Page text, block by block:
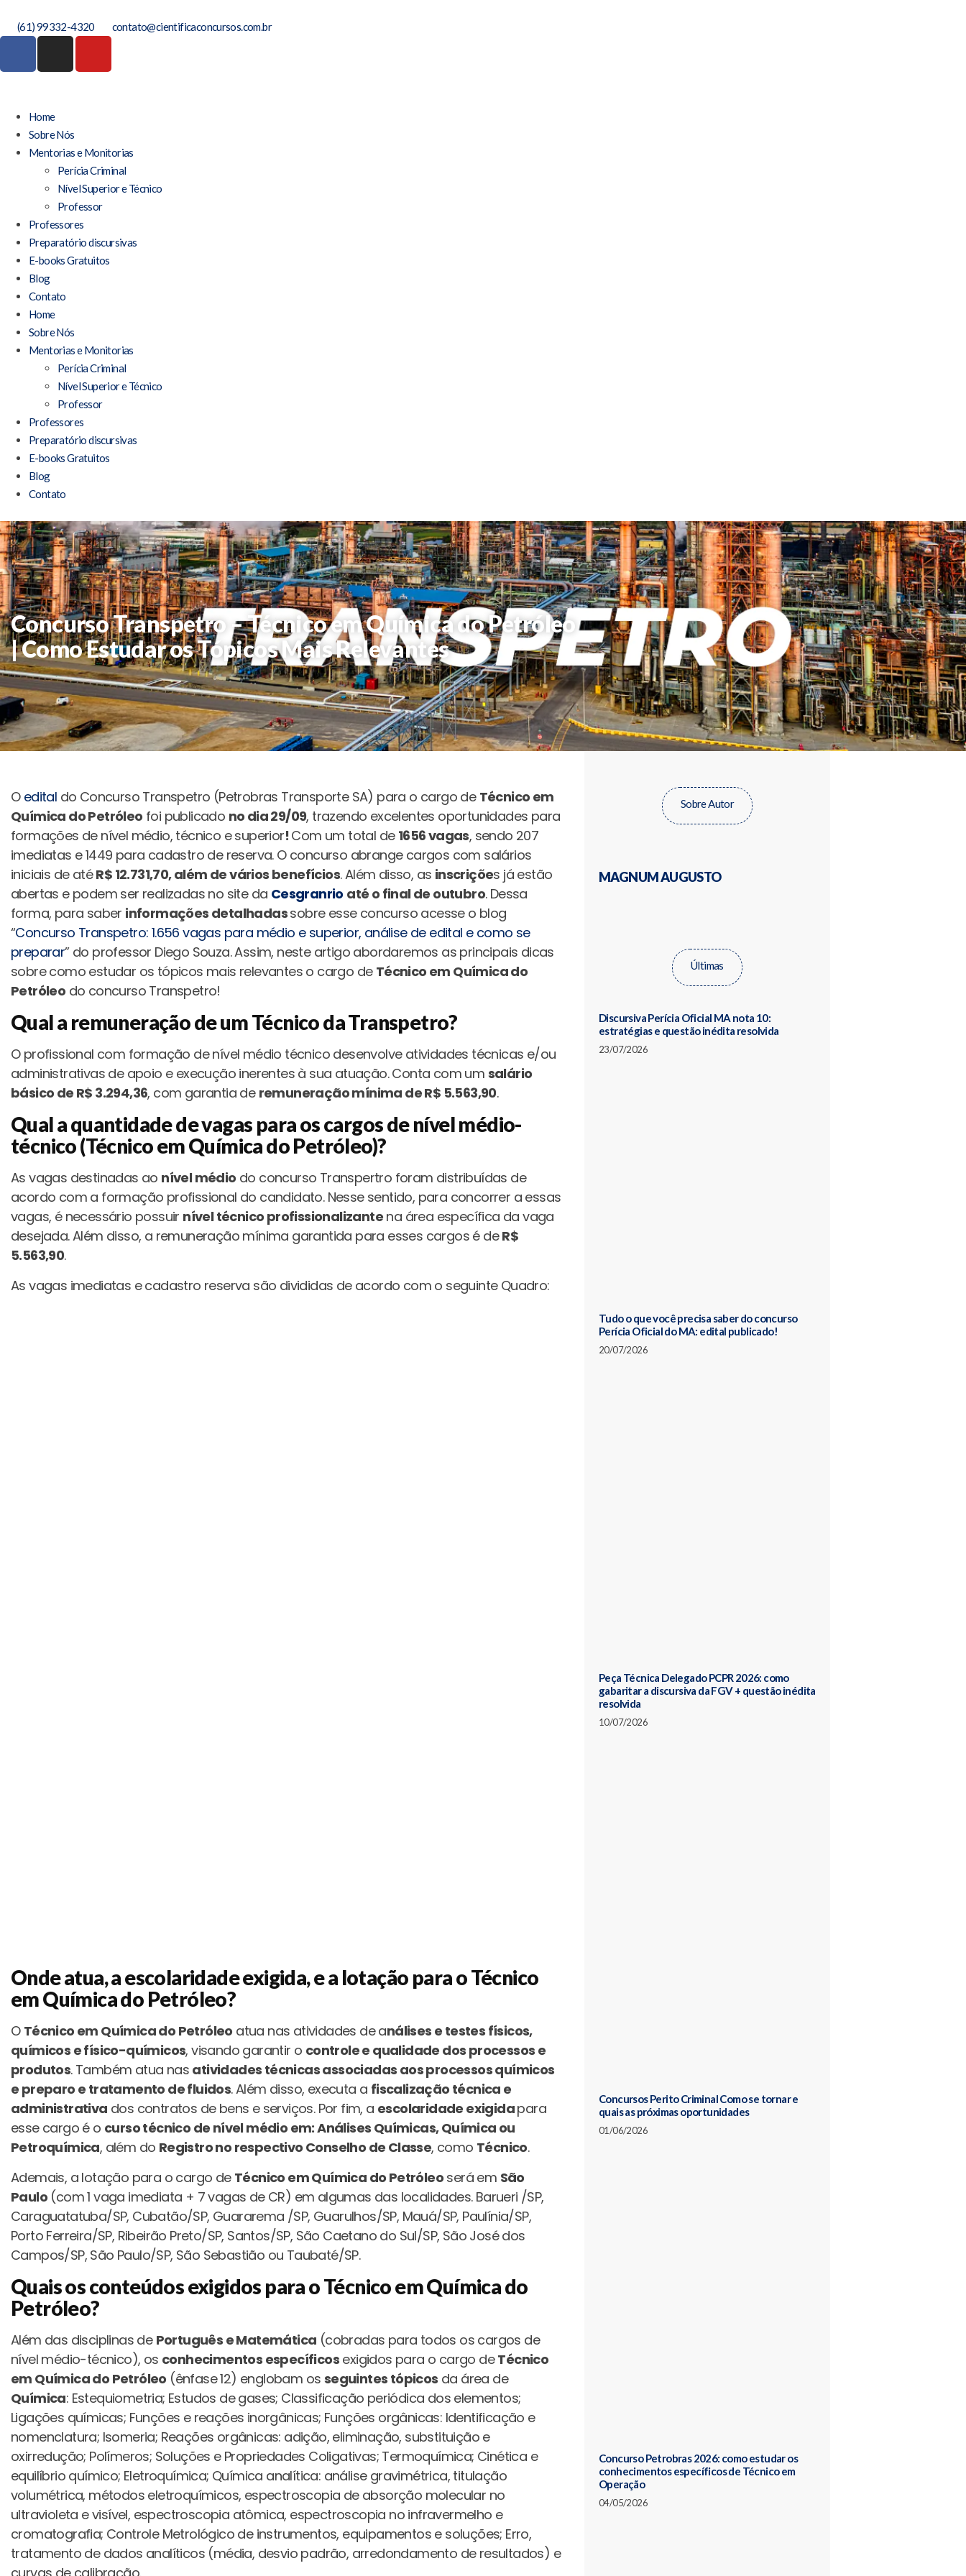
(61) 99332-4320 contato@cientificaconcursos.com.br
Home
Sobre Nós
Mentorias e Monitorias
Perícia Criminal
Nível Superior e Técnico
Professor
Professores
Preparatório discursivas
E-books Gratuitos
Blog
Contato
Home
Sobre Nós
Mentorias e Monitorias
Perícia Criminal
Nível Superior e Técnico
Professor
Professores
Preparatório discursivas
E-books Gratuitos
Blog
Contato
Concurso Transpetro – Técnico em Química do Petróleo
| Como Estudar os Tópicos Mais Relevantes
O edital do Concurso Transpetro (Petrobras Transporte SA) para o cargo de Técnico em
Química do Petróleo foi publicado no dia 29/09, trazendo excelentes oportunidades para
formações de nível médio, técnico e superior!Com um total de 1656 vagas, sendo 207
imediatas e 1449 para cadastro de reserva. O concurso abrange cargos com salários
iniciais de atéR$ 12.731,70, além de vários benefícios. Além disso, as inscrições já estão
abertas e podem ser realizadas no site da Cesgranrio até o final de outubro. Dessa
forma, para saber informações detalhadassobre esse concurso acesse o blog
“Concurso Transpetro: 1.656 vagas para médio e superior, análise de edital e como se
preparar” do professor Diego Souza. Assim, neste artigo abordaremos as principais dicas
sobre como estudar os tópicos mais relevantes o cargo de Técnico em Química do
Petróleo do concurso Transpetro!
Qual a remuneração de um Técnico da Transpetro?
O profissional com formação de nível médio técnico desenvolve atividades técnicas e/ou
administrativas de apoio e execução inerentes à sua atuação. Conta com um salário
básico de R$ 3.294,36, com garantia de remuneração mínima de R$ 5.563,90.
Qual a quantidade de vagas para os cargos de nível médio-
técnico (Técnico em Química do Petróleo)?
As vagas destinadas ao nível médio do concurso Transpertro foram distribuídas de
acordo com a formação profissional do candidato. Nesse sentido, para concorrer a essas
vagas, é necessário possuir nível técnico profissionalizante na área específica da vaga
desejada. Além disso, a remuneração mínima garantida para esses cargos é deR$
5.563,90.
As vagas imediatas e cadastro reserva são divididas de acordo com o seguinte Quadro:
Onde atua, a escolaridade exigida, e a lotação para o Técnico
em Química do Petróleo?
O Técnico em Química do Petróleo atua nas atividades de análises e testes físicos,
químicos e físico-químicos, visando garantir o controle e qualidade dos processos e
produtos. Também atua nas atividades técnicas associadas aos processos químicos
e preparo e tratamento de fluidos. Além disso, executa a fiscalização técnica e
administrativa dos contratos de bens e serviços. Por fim, a escolaridade exigidapara
esse cargo é o curso técnico de nível médio em: Análises Químicas, Química ou
Petroquímica, além do Registro no respectivo Conselho de Classe, como Técnico.
Ademais, a lotação para o cargo de Técnico em Química do Petróleo será em São
Paulo (com 1 vaga imediata + 7 vagas de CR) em algumas das localidades. Barueri /SP,
Caraguatatuba/SP, Cubatão/SP, Guararema /SP, Guarulhos/SP, Mauá/SP, Paulínia/SP,
Porto Ferreira/SP, Ribeirão Preto/SP, Santos/SP, São Caetano do Sul/SP, São José dos
Campos/SP, São Paulo/SP, São Sebastião ou Taubaté/SP.
Quais os conteúdos exigidos para o Técnico em Química do
Petróleo?
Além das disciplinas de Português e Matemática (cobradas para todos os cargos de
nível médio-técnico), os conhecimentos específicos exigidos para o cargo deTécnico
em Química do Petróleo (ênfase 12) englobam os seguintes tópicos da área de
Química: Estequiometria; Estudos de gases; Classificação periódica dos elementos;
Ligações químicas; Funções e reações inorgânicas; Funções orgânicas: Identificação e
nomenclatura; Isomeria; Reações orgânicas: adição, eliminação, substituição e
oxirredução; Polímeros; Soluções e Propriedades Coligativas; Termoquímica; Cinética e
equilíbrio químico; Eletroquímica; Química analítica: análise gravimétrica, titulação
volumétrica, métodos eletroquímicos, espectroscopia de absorção molecular no
ultravioleta e visível, espectroscopia atômica, espectroscopia no infravermelho e
cromatografia; Controle Metrológico de instrumentos, equipamentos e soluções; Erro,
tratamento de dados analíticos (média, desvio padrão, arredondamento de resultados) e
Sobre Autor
MAGNUM AUGUSTO
Últimas
Discursiva Perícia Oficial MA nota 10:
estratégias e questão inédita resolvida
23/07/2026
Tudo o que você precisa saber do concurso
Perícia Oficial do MA: edital publicado!
20/07/2026
Peça Técnica Delegado PCPR 2026: como
gabaritar a discursiva da FGV + questão inédita
resolvida
10/07/2026
Concursos Perito Criminal Como se tornar e
quais as próximas oportunidades
01/06/2026
Concurso Petrobras 2026: como estudar os
conhecimentos específicos de Técnico em
Operação
04/05/2026